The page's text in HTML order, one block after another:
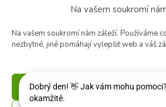
Na vašem soukromí
Na vašem soukromí nám záleží. Používáme
nezbytné, jiné pomáhají vylepšit web a váš
Příjmout
🕑 Po – Čt: 9:00 –
🕑 Pá – So: 9:00 –
Květinářství